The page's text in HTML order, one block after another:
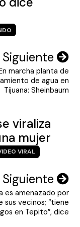
Siguiente
marcha planta de
de agua en
Tijuana: Sheinbaum
viraliza
mujer
VIRAL
Siguiente
es amenazado por
sus vecinos; “tiene
en Tepito”, dice